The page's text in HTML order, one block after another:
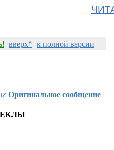
вверх^ к полной версии
Оригинальное сообщение